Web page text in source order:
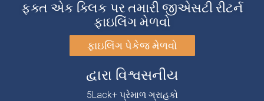
ફક્ત એક ક્લિક પર તમારી જીએસટી રીટર્ન
ફાઇલિંગ મેળવો
ફાઇલિંગ પેકેજ મેળવો
દ્વારા વિશ્વસનીય
5Lack+ પ્રેમાળ ગ્રાહકો